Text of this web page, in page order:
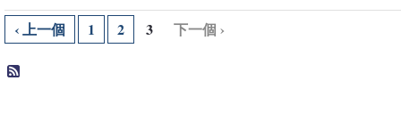
‹ 上一個 1 2 3 下一個 ›